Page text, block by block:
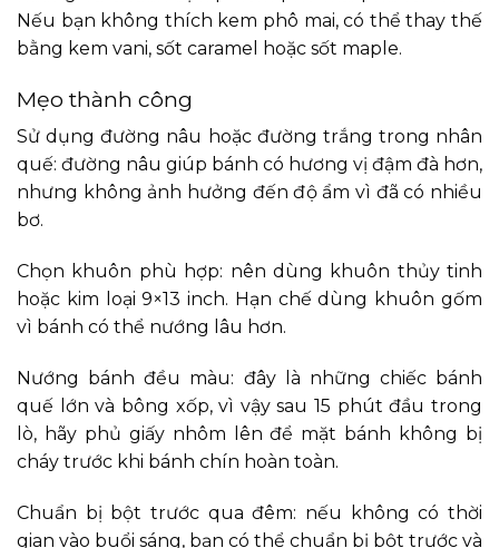
Nếu bạn không thích kem phô mai, có thể thay thế
bằng kem vani, sốt caramel hoặc sốt maple.
Mẹo thành công
Sử dụng đường nâu hoặc đường trắng trong nhân
quế: đường nâu giúp bánh có hương vị đậm đà hơn,
nhưng không ảnh hưởng đến độ ẩm vì đã có nhiều
bơ.
Chọn khuôn phù hợp: nên dùng khuôn thủy tinh
hoặc kim loại 9×13 inch. Hạn chế dùng khuôn gốm
vì bánh có thể nướng lâu hơn.
Nướng bánh đều màu: đây là những chiếc bánh
quế lớn và bông xốp, vì vậy sau 15 phút đầu trong
lò, hãy phủ giấy nhôm lên để mặt bánh không bị
cháy trước khi bánh chín hoàn toàn.
Chuẩn bị bột trước qua đêm: nếu không có thời
gian vào buổi sáng, bạn có thể chuẩn bị bột trước và